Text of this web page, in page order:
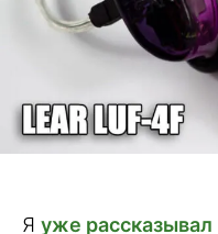
Я уже рассказывал